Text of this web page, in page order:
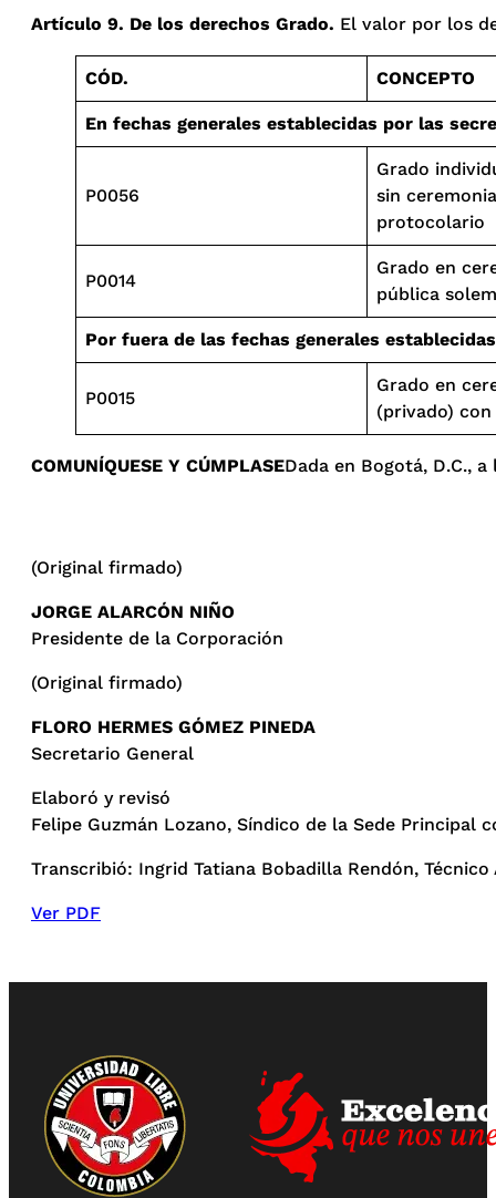
Artículo 9. De los derechos Grado. El valor por los
CÓD. CONCEPTO
En fechas generales establecidas por las
P0056
Grado
sin
protocolario
P0014
Grado en
pública
Por fuera de las fechas generales
P0015
Grado en
(privado)
COMUNÍQUESE Y CÚMPLASEDada en Bogotá, D.C.,
(Original firmado)
JORGE ALARCÓN NIÑO
Presidente de la Corporación
(Original firmado)
FLORO HERMES GÓMEZ PINEDA
Secretario General
Elaboró y revisó
Felipe Guzmán Lozano, Síndico de la Sede
Transcribió: Ingrid Tatiana Bobadilla Rendón,
Ver PDF